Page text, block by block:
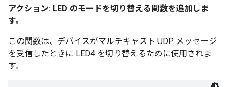
アクション: LED のモードを切り替える関数を追加しま
す。
この関数は、デバイスがマルチキャスト UDP メッセージ
を受信したときに LED4 を切り替えるために使用されま
す。